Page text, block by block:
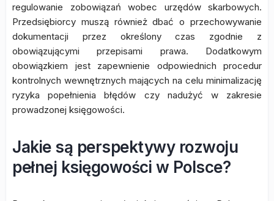
regulowanie zobowiązań wobec urzędów skarbowych.
Przedsiębiorcy muszą również dbać o przechowywanie
dokumentacji przez określony czas zgodnie z
obowiązującymi przepisami prawa. Dodatkowym
obowiązkiem jest zapewnienie odpowiednich procedur
kontrolnych wewnętrznych mających na celu minimalizację
ryzyka popełnienia błędów czy nadużyć w zakresie
prowadzonej księgowości.
Jakie są perspektywy rozwoju
pełnej księgowości w Polsce?